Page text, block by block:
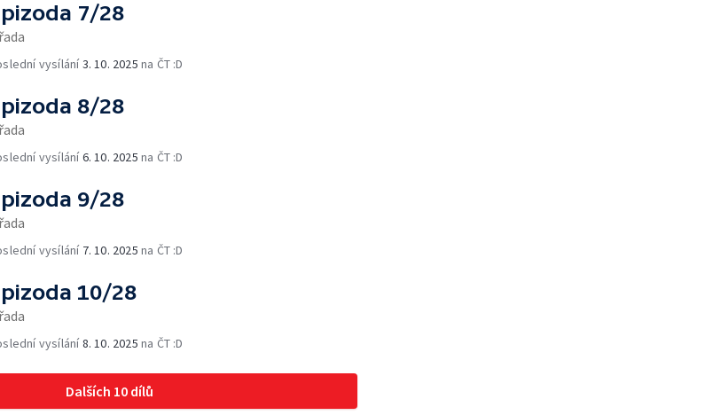
7/28
vysílání3. 10. 2025 na ČT :D
8/28
vysílání6. 10. 2025 na ČT :D
9/28
vysílání 7. 10. 2025 na ČT :D
10/28
vysílání8. 10. 2025 na ČT :D
Dalších 10 dílů